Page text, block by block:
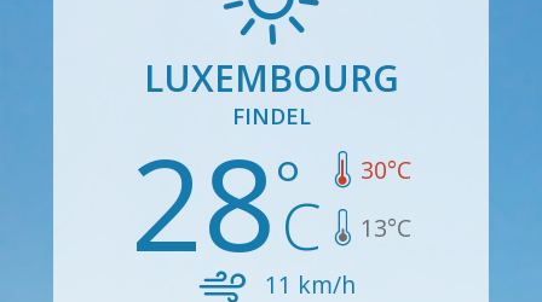
LUXEMBOURG
FINDEL
28 30°C
13°C
11 km/h